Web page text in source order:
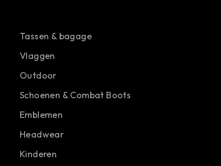
Tassen & bagage
Vlaggen
Outdoor
Schoenen & Combat Boots
Emblemen
Headwear
Kinderen